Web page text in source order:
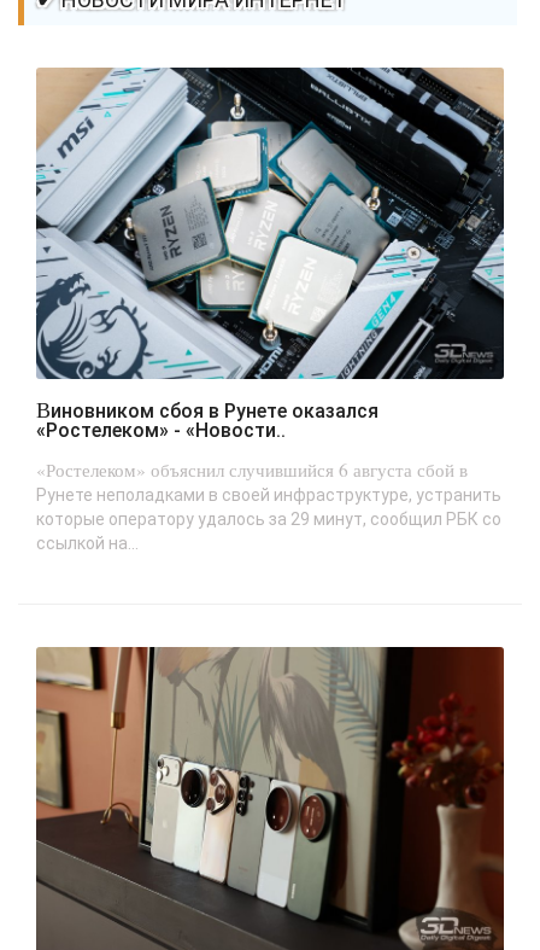
Виновником сбоя в Рунете оказался
«Ростелеком» - «Новости..
«Ростелеком» объяснил случившийся 6 августа сбой в
Рунете неполадками в своей инфраструктуре, устранить
которые оператору удалось за 29 минут, сообщил РБК со
ссылкой на...